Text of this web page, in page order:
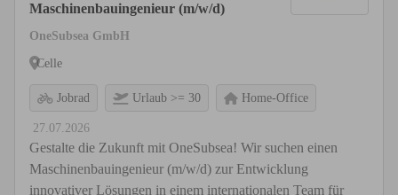
Maschinenbauingenieur (m/w/d)
OneSubsea GmbH
Celle
Jobrad Urlaub >= 30 Home-Office
27.07.2026
Gestalte die Zukunft mit OneSubsea! Wir suchen einen
Maschinenbauingenieur (m/w/d) zur Entwicklung
innovativer Lösungen in einem internationalen Team für